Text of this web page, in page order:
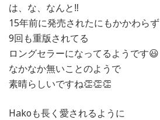
は、な、なんと‼️
15年前に発売されたにもかかわらず
9回も重版されてる
ロングセラーになってるようです😃
なかなか無いことのようで
素晴らしいですね👏👏👏
Hakoも長く愛されるように